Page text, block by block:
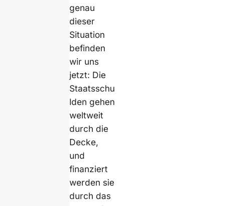
genau
dieser
Situation
befinden
wir uns
jetzt: Die
Staatsschu
lden gehen
weltweit
durch die
Decke,
und
finanziert
werden sie
durch das